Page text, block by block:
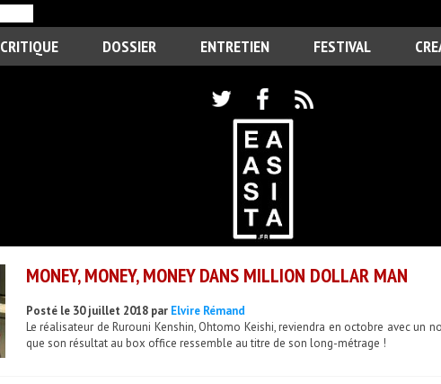
CRITIQUE DOSSIER ENTRETIEN FESTIVAL
MONEY, MONEY, MONEY DANS MILLION DOLLAR MAN
Posté le 30 juillet 2018 par Elvire Rémand
Le réalisateur de Rurouni Kenshin, Ohtomo Keishi, reviendra en octobre avec un
que son résultat au box office ressemble au titre de son long-métrage !